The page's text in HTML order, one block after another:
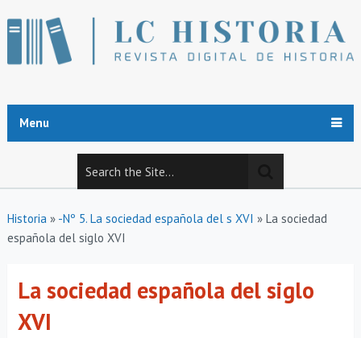
Menu
Historia» -Nº 5. La sociedad española del s XVI » La sociedad
española del siglo XVI
La sociedad española del siglo
XVI